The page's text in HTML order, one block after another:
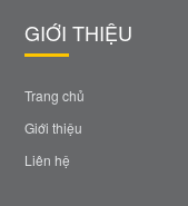
GIỚI THIỆU
Trang chủ
Giới thiệu
Liên hệ